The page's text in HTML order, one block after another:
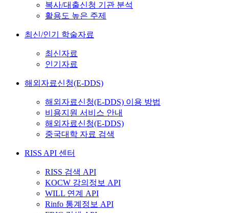
복사/대출신청 기관 분석
활용도 높은 주제
최신/인기 학술자료
최신자료
인기자료
해외자료신청(E-DDS)
해외자료신청(E-DDS) 이용 방법
비용지원 서비스 안내
해외자료신청(E-DDS)
중국대학 자료 검색
RISS API 센터
RISS 검색 API
KOCW 강의정보 API
WILL 연계 API
Rinfo 통계정보 API